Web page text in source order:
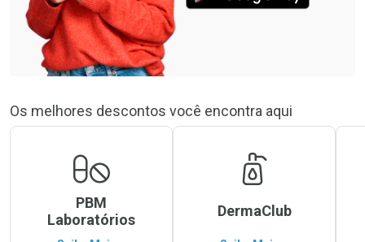
Os melhores descontos você encontra aqui
PBM
Laboratórios
DermaClub